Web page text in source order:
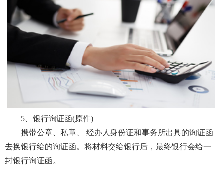
5、银行询证函(原件)
携带公章、私章、 经办人身份证和事务所出具的询证函
去换银行给的询证函。将材料交给银行后，最终银行会给一
封银行询证函。